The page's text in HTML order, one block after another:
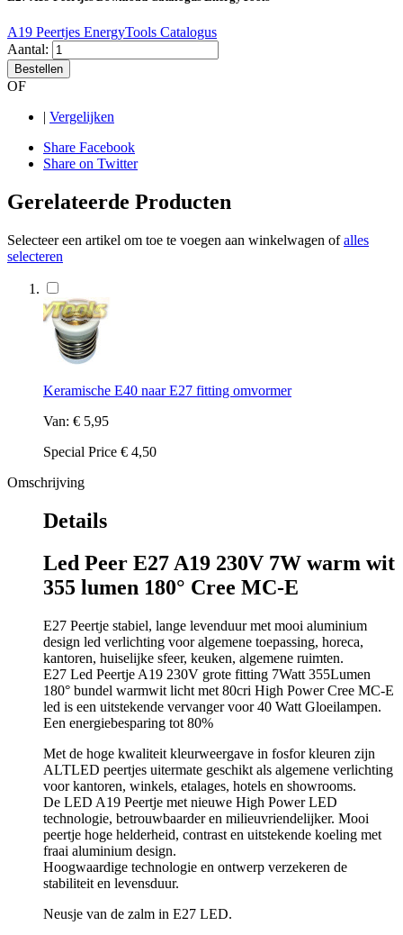
A19 Peertjes EnergyTools Catalogus
Aantal:
Bestellen
OF
| Vergelijken
Share Facebook
Share on Twitter
Gerelateerde Producten
Selecteer een artikel om toe te voegen aan winkelwagen ofalles
selecteren
Keramische E40 naar E27 fitting omvormer
Van: € 5,95
Special Price € 4,50
Omschrijving
Details
Led Peer E27 A19 230V 7W warm wit
355 lumen 180° Cree MC-E
E27 Peertje stabiel, lange levenduur met mooi aluminium
design led verlichting voor algemene toepassing, horeca,
kantoren, huiselijke sfeer, keuken, algemene ruimten.
E27 Led Peertje A19 230V grote fitting 7Watt 355Lumen
180° bundel warmwit licht met 80cri High Power Cree MC-E
led is een uitstekende vervanger voor 40 Watt Gloeilampen.
Een energiebesparing tot 80%
Met de hoge kwaliteit kleurweergave in fosfor kleuren zijn
ALTLED peertjes uitermate geschikt als algemene verlichting
voor kantoren, winkels, etalages, hotels en showrooms.
De LED A19 Peertje met nieuwe High Power LED
technologie, betrouwbaarder en milieuvriendelijker. Mooi
peertje hoge helderheid, contrast en uitstekende koeling met
fraai aluminium design.
Hoogwaardige technologie en ontwerp verzekeren de
stabiliteit en levensduur.
Neusje van de zalm in E27 LED.